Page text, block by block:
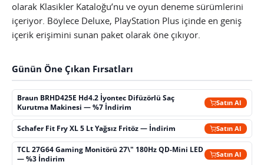
olarak Klasikler Kataloğu’nu ve oyun deneme sürümlerini
içeriyor. Böylece Deluxe, PlayStation Plus içinde en geniş
içerik erişimini sunan paket olarak öne çıkıyor.
Günün Öne Çıkan Fırsatları
Braun BRHD425E Hd4.2 İyontec Difüzörlü Saç
Kurutma Makinesi — %7 İndirim
Satın Al
Schafer Fit Fry XL 5 Lt Yağsız Fritöz — İndirim Satın Al
TCL 27G64 Gaming Monitörü 27\" 180Hz QD-Mini LED
— %3 İndirim
Satın Al